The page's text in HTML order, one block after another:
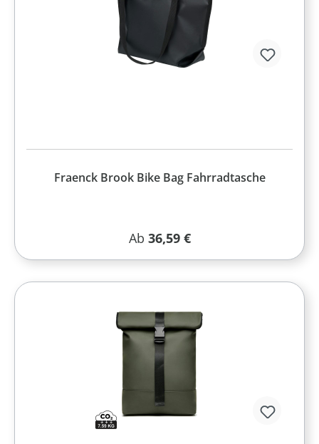
Fraenck Brook Bike Bag Fahrradtasche
Regulärer Preis:
Ab 36,59 €